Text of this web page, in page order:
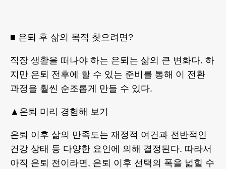
■ 은퇴 후 삶의 목적 찾으려면?
직장 생활을 떠나야 하는 은퇴는 삶의 큰 변화다. 하
지만 은퇴 전후에 할 수 있는 준비를 통해 이 전환
과정을 훨씬 순조롭게 만들 수 있다.
▲은퇴 미리 경험해 보기
은퇴 이후 삶의 만족도는 재정적 여건과 전반적인
건강 상태 등 다양한 요인에 의해 결정된다. 따라서
아직 은퇴 전이라면, 은퇴 이후 선택의 폭을 넓힐 수